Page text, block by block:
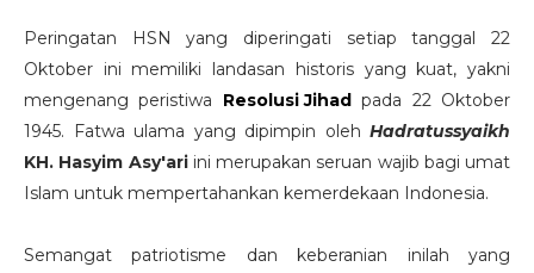
Peringatan HSN yang diperingati setiap tanggal 22
Oktober ini memiliki landasan historis yang kuat, yakni
mengenang peristiwa Resolusi Jihadpada 22 Oktober
1945. Fatwa ulama yang dipimpin oleh Hadratussyaikh
KH. Hasyim Asy'ariini merupakan seruan wajib bagi umat
Islam untuk mempertahankan kemerdekaan Indonesia.
Semangat patriotisme dan keberanian inilah yang